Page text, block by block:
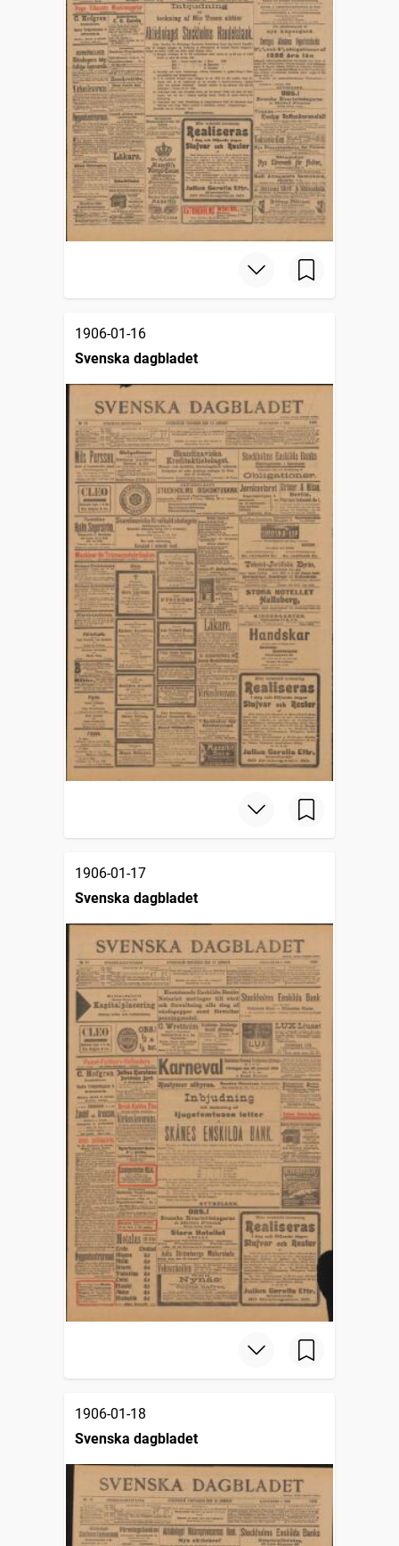
1906-01-16
Svenska dagbladet
1906-01-17
Svenska dagbladet
1906-01-18
Svenska dagbladet